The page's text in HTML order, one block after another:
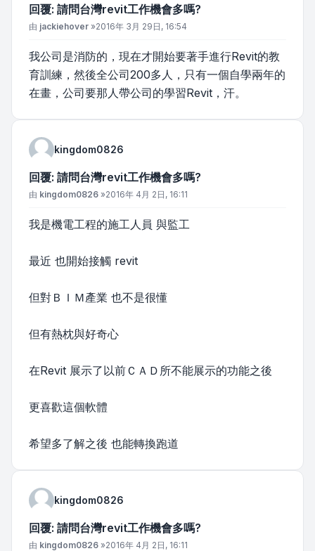
回覆: 請問台灣revit工作機會多嗎?
文章
由 jackiehover »2016年 3月 29日, 16:54
我公司是消防的，現在才開始要著手進行Revit的教
育訓練，然後全公司200多人，只有一個自學兩年的
在畫，公司要那人帶公司的學習Revit，汗。
kingdom0826
回覆: 請問台灣revit工作機會多嗎?
文章
由 kingdom0826 »2016年 4月 2日, 16:11
我是機電工程的施工人員 與監工
最近 也開始接觸 revit
但對ＢＩＭ產業 也不是很懂
但有熱枕與好奇心
在Revit 展示了以前ＣＡＤ所不能展示的功能之後
更喜歡這個軟體
希望多了解之後 也能轉換跑道
kingdom0826
回覆: 請問台灣revit工作機會多嗎?
文章
由 kingdom0826 »2016年 4月 2日, 16:11